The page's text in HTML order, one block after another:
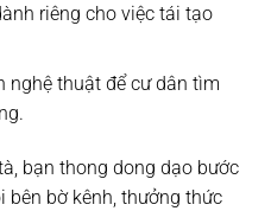
riêng cho việc tái tạo
nghệ thuật để cư dân tìm
bạn thong dong dạo bước
bên bờ kênh, thưởng thức